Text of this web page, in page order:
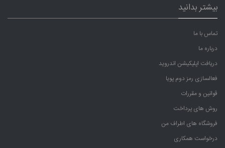
بیشتر بدانید
تماس با ما
درباره ما
دریافت اپلیکیشن اندروید
فعالسازی رمز دوم پویا
قوانین و مقررات
روش های پرداخت
فروشگاه های اطراف من
درخواست همکاری